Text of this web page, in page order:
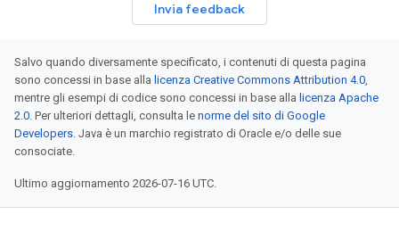
Invia feedback
Salvo quando diversamente specificato, i contenuti di questa pagina
sono concessi in base alla licenza Creative Commons Attribution 4.0,
mentre gli esempi di codice sono concessi in base alla licenza Apache
2.0. Per ulteriori dettagli, consulta le norme del sito di Google
Developers. Java è un marchio registrato di Oracle e/o delle sue
consociate.
Ultimo aggiornamento 2026-07-16 UTC.